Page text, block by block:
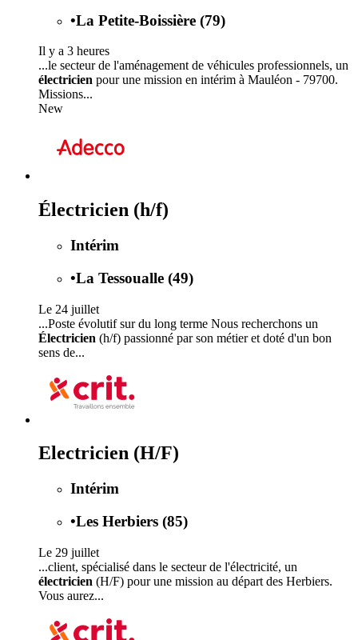
•La Petite-Boissière (79)
Il y a 3 heures
...le secteur de l'aménagement de véhicules professionnels, un
électricien pour une mission en intérim à Mauléon - 79700.
Missions...
New
Électricien (h/f)
Intérim
•La Tessoualle (49)
Le 24 juillet
...Poste évolutif sur du long terme Nous recherchons un
Électricien (h/f) passionné par son métier et doté d'un bon
sens de...
Electricien (H/F)
Intérim
•Les Herbiers (85)
Le 29 juillet
...client, spécialisé dans le secteur de l'électricité, un
électricien (H/F) pour une mission au départ des Herbiers.
Vous aurez...